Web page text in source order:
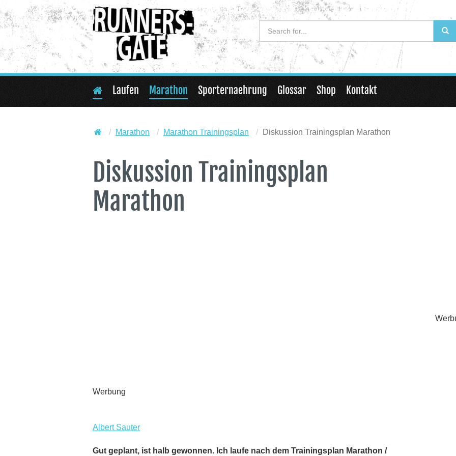
Laufen Marathon Sporternaehrung Glossar Shop Kontakt
Marathon Marathon Trainingsplan Diskussion Trainingsplan Marathon
Diskussion Trainingsplan
Marathon
Werbung
Albert Sauter
Gut geplant, ist halb gewonnen. Ich laufe nach dem Trainingsplan Marathon /